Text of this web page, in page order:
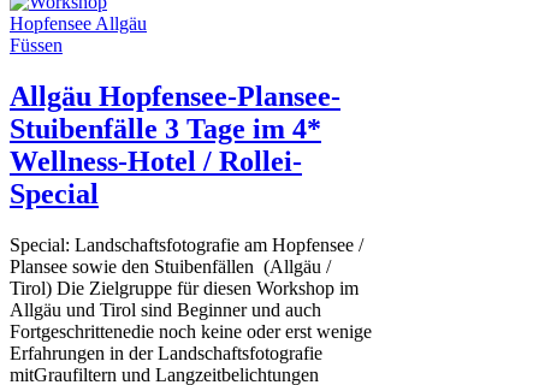
Allgäu Hopfensee-Plansee-
Stuibenfälle 3 Tage im 4*
Wellness-Hotel / Rollei-
Special
Special: Landschaftsfotografie am Hopfensee /
Plansee sowie den Stuibenfällen (Allgäu /
Tirol) Die Zielgruppe für diesen Workshop im
Allgäu und Tirol sind Beginner und auch
Fortgeschrittenedie noch keine oder erst wenige
Erfahrungen in der Landschaftsfotografie
mitGraufiltern und Langzeitbelichtungen